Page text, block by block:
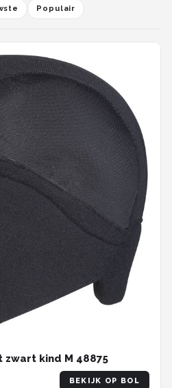
Populair
zwart kind M 48875
BEKIJK OP BOL